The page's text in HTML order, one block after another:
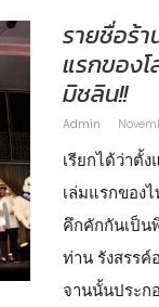
รายชื่อร้
แรกของโ
มิชลิน!!
Admin
เรียกได้ว่าตั้
เล่มแรกของ
คึกคักกันเป็น
ท่าน รังสรรค์
จานนั้นประก